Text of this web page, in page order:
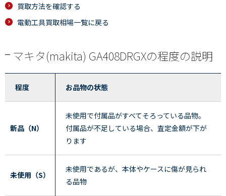
買取方法を確認する
電動工具買取相場一覧に戻る
マキタ(makita) GA408DRGXの程度の説明
程度 お品物の状態
新品（N）
未使用で付属品がすべてそろっている品物。
付属品が不足している場合、査定金額が下が
ります
未使用（S）
未使用であるが、本体やケースに傷が見られ
る品物